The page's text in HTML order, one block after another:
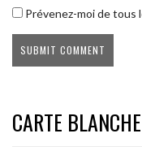
Prévenez-moi de tous
CARTE